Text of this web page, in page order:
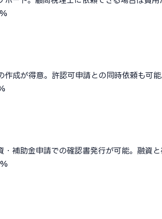
成が得意。許認可申請との同時依頼も可
補助金申請での確認書発行が可能。融資と